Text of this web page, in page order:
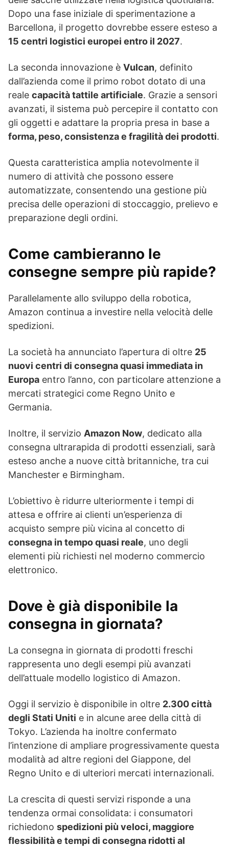
Dopo una fase iniziale di sperimentazione a
Barcellona, il progetto dovrebbe essere esteso a
15 centri logistici europei entro il 2027.
La seconda innovazione è Vulcan, definito
dall’azienda come il primo robot dotato di una
reale capacità tattile artificiale. Grazie a sensori
avanzati, il sistema può percepire il contatto con
gli oggetti e adattare la propria presa in base a
forma, peso, consistenza e fragilità dei prodotti.
Questa caratteristica amplia notevolmente il
numero di attività che possono essere
automatizzate, consentendo una gestione più
precisa delle operazioni di stoccaggio, prelievo e
preparazione degli ordini.
Come cambieranno le
consegne sempre più rapide?
Parallelamente allo sviluppo della robotica,
Amazon continua a investire nella velocità delle
spedizioni.
La società ha annunciato l’apertura di oltre 25
nuovi centri di consegna quasi immediata in
Europa entro l’anno, con particolare attenzione a
mercati strategici come Regno Unito e
Germania.
Inoltre, il servizio Amazon Now, dedicato alla
consegna ultrarapida di prodotti essenziali, sarà
esteso anche a nuove città britanniche, tra cui
Manchester e Birmingham.
L’obiettivo è ridurre ulteriormente i tempi di
attesa e offrire ai clienti un’esperienza di
acquisto sempre più vicina al concetto di
consegna in tempo quasi reale, uno degli
elementi più richiesti nel moderno commercio
elettronico.
Dove è già disponibile la
consegna in giornata?
La consegna in giornata di prodotti freschi
rappresenta uno degli esempi più avanzati
dell’attuale modello logistico di Amazon.
Oggi il servizio è disponibile in oltre 2.300 città
degli Stati Uniti e in alcune aree della città di
Tokyo. L’azienda ha inoltre confermato
l’intenzione di ampliare progressivamente questa
modalità ad altre regioni del Giappone, del
Regno Unito e di ulteriori mercati internazionali.
La crescita di questi servizi risponde a una
tendenza ormai consolidata: i consumatori
richiedono spedizioni più veloci, maggiore
flessibilità e tempi di consegna ridotti al